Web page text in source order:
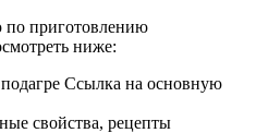
приготовлению
ниже:
Ссылка на основную